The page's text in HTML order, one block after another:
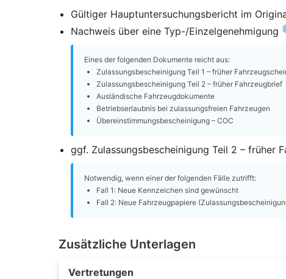
Gültiger Hauptuntersuchungsbericht im
Nachweis über eine Typ-/Einzelgenehmigung
Eines der folgenden Dokumente reicht aus:
Zulassungsbescheinigung Teil 1 – früher
Zulassungsbescheinigung Teil 2 – früher Fahrzeugbrief
Ausländische Fahrzeugdokumente
Betriebserlaubnis bei zulassungsfreien Fahrzeugen
Übereinstimmungsbescheinigung – COC
ggf. Zulassungsbescheinigung Teil 2 – früher
Notwendig, wenn einer der folgenden Fälle zutrifft:
Fall 1: Neue Kennzeichen sind gewünscht
Fall 2: Neue Fahrzeugpapiere
Zusätzliche Unterlagen
Vertretungen